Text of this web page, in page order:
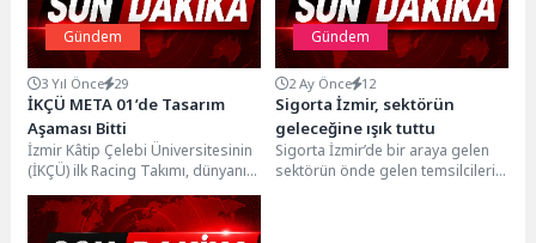
Gündem
3 Yıl Önce 29
İKÇÜ META 01’de Tasarım
Aşaması Bitti
İzmir Kâtip Çelebi Üniversitesinin
(İKÇÜ) ilk Racing Takımı, dünyanın
en prestijli üniversitelerinin
mühendislik bölümlerinin
katıldığı,...
Gündem
2 Ay Önce 12
Sigorta İzmir, sektörün
geleceğine ışık tuttu
Sigorta İzmir’de bir araya gelen
sektörün önde gelen temsilcileri,